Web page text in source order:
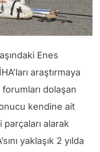
Enes
araştırmaya
dolaşan
kendine ait
parçaları alarak
yaklaşık 2 yılda